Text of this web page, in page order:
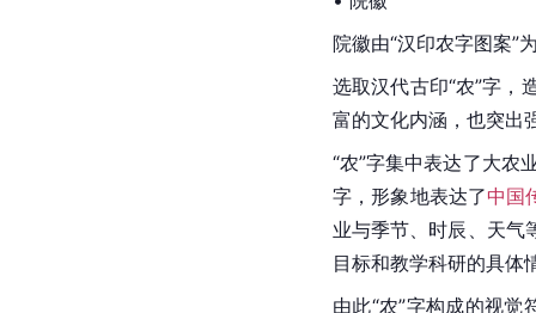
院徽由“汉印农字图案”
选取汉代古印“农”字，
富的文化内涵，也突出
“农”字集中表达了大农
字，形象地表达了中国
业与季节、时辰、天气
目标和教学科研的具体
由此“农”字构成的视